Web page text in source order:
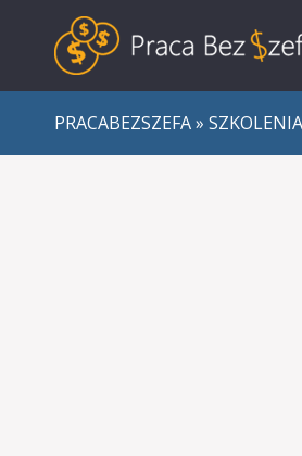
PRACABEZSZEFA» SZKOLENIA